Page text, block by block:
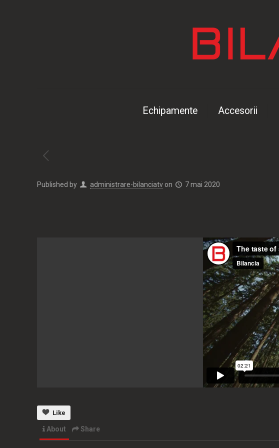
Echipamente Accesorii
Published by administrare-bilanciatv on 7 mai 2020
Like
About Share